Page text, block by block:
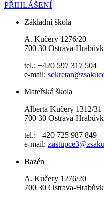
PŘIHLÁŠENÍ
Základní škola
A. Kučery 1276/20
700 30 Ostrava-
tel.: +420 597 317 504
e-mail:
Mateřská škola
Alberta Kučery 1312/31
700 30 Ostrava-
tel.: +420 725 987 849
e-mail:
Bazén
A. Kučery 1276/20
700 30 Ostrava-